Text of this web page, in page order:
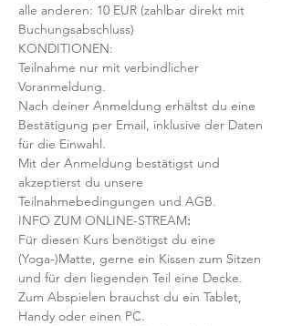
alle anderen: 10 EUR (zahlbar direkt mit
Buchungsabschluss)
KONDITIONEN:
Teilnahme nur mit verbindlicher
Voranmeldung.
Nach deiner Anmeldung erhältst du eine
Bestätigung per Email, inklusive der Daten
für die Einwahl.
Mit der Anmeldung bestätigst und
akzeptierst du unsere
Teilnahmebedingungen und AGB.
INFO ZUM ONLINE-STREAM:
Für diesen Kurs benötigst du eine
(Yoga-)Matte, gerne ein Kissen zum Sitzen
und für den liegenden Teil eine Decke.
Zum Abspielen brauchst du ein Tablet,
Handy oder einen PC.